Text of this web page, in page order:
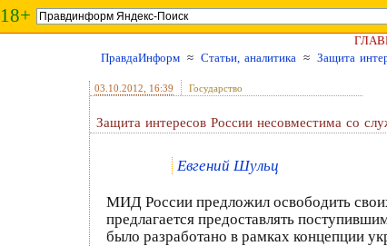
18+
ПравдаИнформ ≈ Статьи, аналитика ≈ Защита
03.10.2012 , 16:39 Государство
Защита интересов России несовместима со
Евгений Шульц
МИД России предложил освободить
предлагается предоставлять
было разработано в рамках концепции